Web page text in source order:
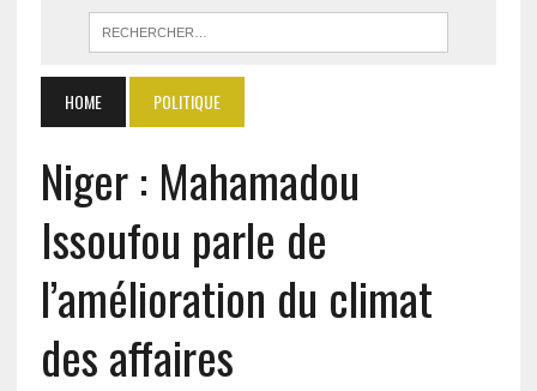
HOME POLITIQUE
Niger : Mahamadou
Issoufou parle de
l’amélioration du climat
des affaires